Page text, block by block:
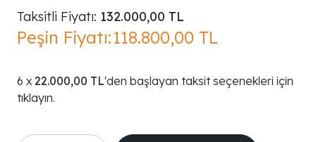
Taksitli Fiyatı: 132.000,00 TL
Peşin Fiyatı:118.800,00 TL
22.000,00 TL'den başlayan taksit seçenekleri için
tıklayın.